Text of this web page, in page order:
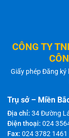
CÔNG TY
Giấy phép Đăng ký
Trụ sở – Miền
Địa chỉ: 34 Đường
Điện thoại: 024
Fax: 024 3782 1461